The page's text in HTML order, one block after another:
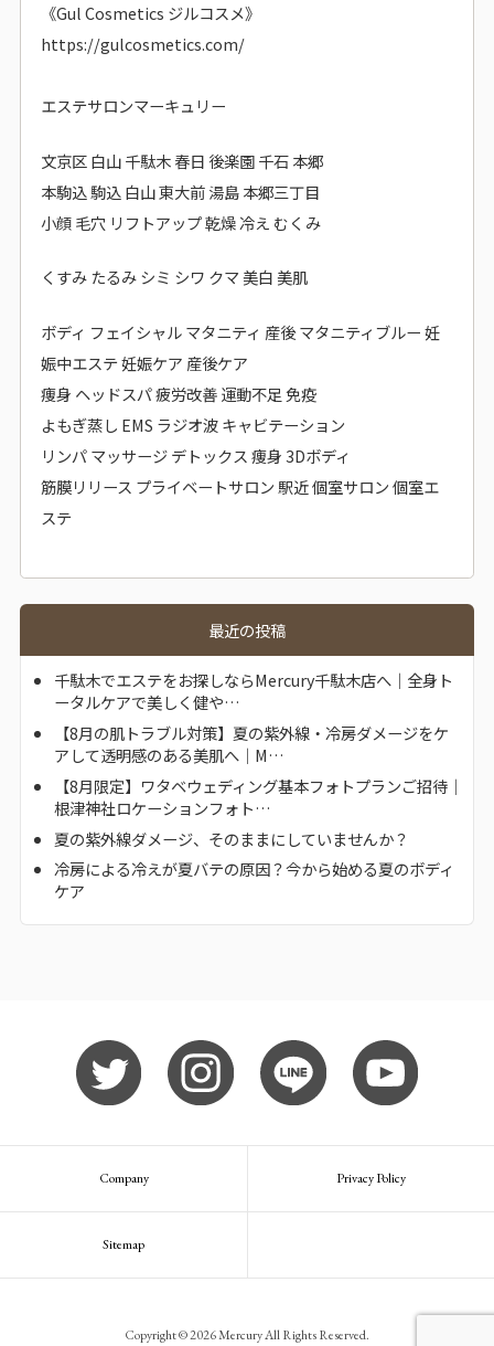
《Gul Cosmetics ジルコスメ》
https://gulcosmetics.com/
エステサロンマーキュリー
文京区 白山 千駄木 春日 後楽園 千石 本郷
本駒込 駒込 白山 東大前 湯島 本郷三丁目
小顔 毛穴 リフトアップ 乾燥 冷え むくみ
くすみ たるみ シミ シワ クマ 美白 美肌
ボディ フェイシャル マタニティ 産後 マタニティブルー 妊
娠中エステ 妊娠ケア 産後ケア
痩身 ヘッドスパ 疲労改善 運動不足 免疫
よもぎ蒸し EMS ラジオ波 キャビテーション
リンパ マッサージ デトックス 痩身 3Dボディ
筋膜リリース プライベートサロン 駅近 個室サロン 個室エ
ステ
最近の投稿
千駄木でエステをお探しならMercury千駄木店へ｜全身ト
ータルケアで美しく健や…
【8月の肌トラブル対策】夏の紫外線・冷房ダメージをケ
アして透明感のある美肌へ｜M…
【8月限定】ワタベウェディング基本フォトプランご招待｜
根津神社ロケーションフォト…
夏の紫外線ダメージ、そのままにしていませんか？
冷房による冷えが夏バテの原因？今から始める夏のボディ
ケア
Company Privacy Policy
Sitemap
Copyright © 2026 Mercury All Rights Reserved.